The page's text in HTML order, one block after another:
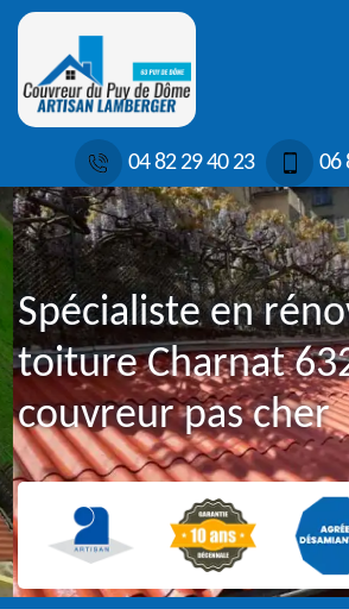
04 82 29 40 23 06
Spécialiste en
toiture Charnat
couvreur pas cher